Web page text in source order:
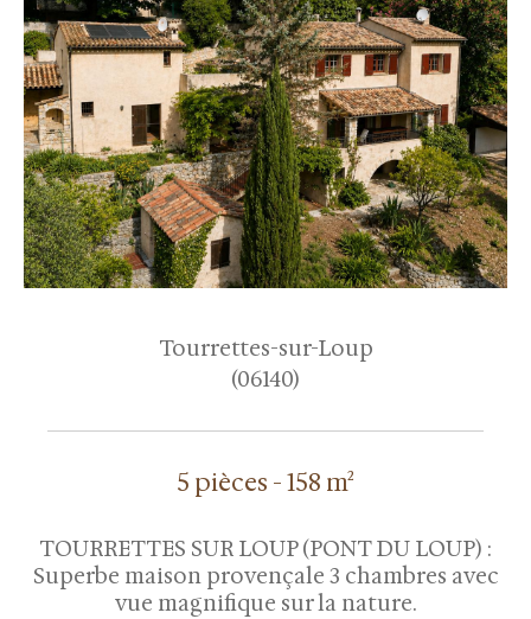
Tourrettes-sur-Loup
(06140)
5 pièces - 158 m²
TOURRETTES SUR LOUP (PONT DU LOUP) :
Superbe maison provençale 3 chambres avec
vue magnifique sur la nature.